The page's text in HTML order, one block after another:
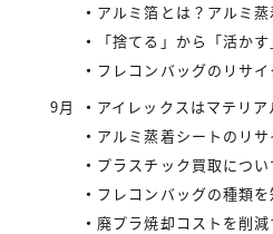
アルミ箔とは？アルミ蒸着シー
「捨てる」から「活か
フレコンバッグのリサイクル活
9月
アイレックスはマテリアルリ
アルミ蒸着シートのリ
プラスチック買取につい
フレコンバッグの種類を
廃プラ焼却コストを削減する方法